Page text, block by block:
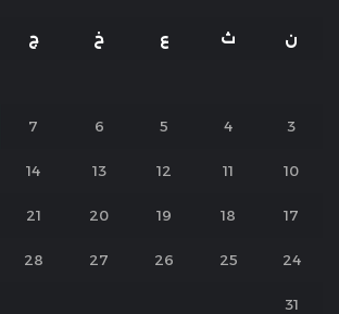
ن ث ع خ ج
3
4
5
6
7
10
11
12
13
14
17
18
19
20
21
24
25
26
27
28
31